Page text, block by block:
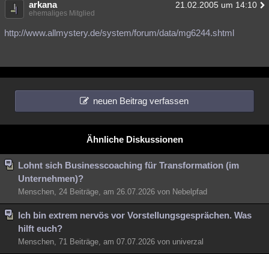
arkana 21.02.2005 um 14:10
ehemaliges Mitglied
http://www.allmystery.de/system/forum/data/mg6244.shtml
neuen Beitrag verfassen
Ähnliche Diskussionen
Lohnt sich Businesscoaching für Transformation (im
Unternehmen)?
Menschen, 24 Beiträge, am 26.07.2026 von Nebelpfad
Ich bin extrem nervös vor Vorstellungsgesprächen. Was
hilft euch?
Menschen, 71 Beiträge, am 07.07.2026 von univerzal